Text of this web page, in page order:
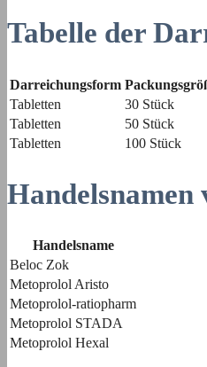
Tabelle der
Darreichungsform
Tabletten
30 Stück
Tabletten
50 Stück
Tabletten
100 Stück
Handelsname
Beloc Zok
Metoprolol Aristo
Metoprolol-ratiopharm
Metoprolol STADA
Metoprolol Hexal